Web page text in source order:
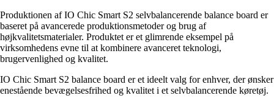
Produktionen af IO Chic Smart S2 selvbalancerende balance board er
baseret på avancerede produktionsmetoder og brug af
højkvalitetsmaterialer. Produktet er et glimrende eksempel på
virksomhedens evne til at kombinere avanceret teknologi,
brugervenlighed og kvalitet.
IO Chic Smart S2 balance board er et ideelt valg for enhver, der ønsker
enestående bevægelsesfrihed og kvalitet i et selvbalancerende køretøj.